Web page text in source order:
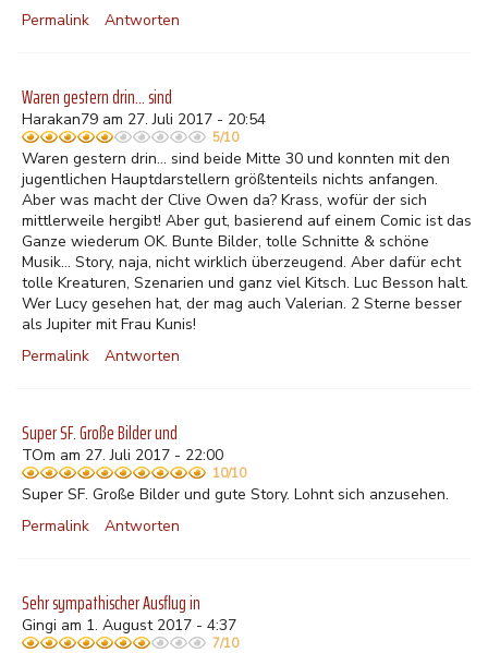
Permalink
Antworten
Waren gestern drin... sind
Harakan79 am 27. Juli 2017 - 20:54
5/10
Waren gestern drin... sind beide Mitte 30 und konnten mit den
jugentlichen Hauptdarstellern größtenteils nichts anfangen.
Aber was macht der Clive Owen da? Krass, wofür der sich
mittlerweile hergibt! Aber gut, basierend auf einem Comic ist das
Ganze wiederum OK. Bunte Bilder, tolle Schnitte & schöne
Musik... Story, naja, nicht wirklich überzeugend. Aber dafür echt
tolle Kreaturen, Szenarien und ganz viel Kitsch. Luc Besson halt.
Wer Lucy gesehen hat, der mag auch Valerian. 2 Sterne besser
als Jupiter mit Frau Kunis!
Permalink
Antworten
Super SF. Große Bilder und
TOm am 27. Juli 2017 - 22:00
10/10
Super SF. Große Bilder und gute Story. Lohnt sich anzusehen.
Permalink
Antworten
Sehr sympathischer Ausflug in
Gingi am 1. August 2017 - 4:37
7/10